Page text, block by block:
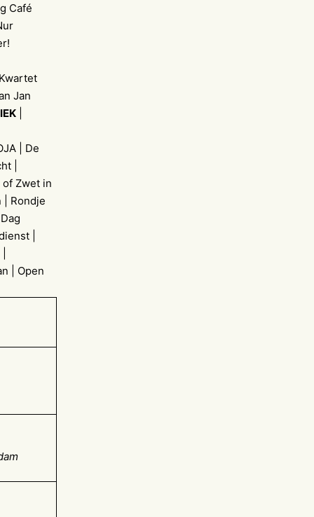
Café
Jan
| De
|
Zwet in
Rondje
|
| Open